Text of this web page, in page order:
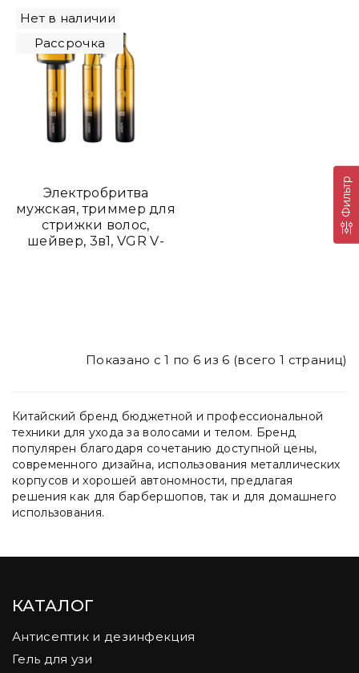
Фильтр
Нет в наличии
Рассрочка
Электробритва
мужская, триммер для
стрижки волос,
шейвер, 3в1, VGR V-
Показано с 1 по 6 из 6 (всего 1 страниц)
Китайский бренд бюджетной и профессиональной
техники для ухода за волосами и телом. Бренд
популярен благодаря сочетанию доступной цены,
современного дизайна, использования металлических
корпусов и хорошей автономности, предлагая
решения как для барбершопов, так и для домашнего
использования.
КАТАЛОГ
Антисептик и дезинфекция
Гель для узи